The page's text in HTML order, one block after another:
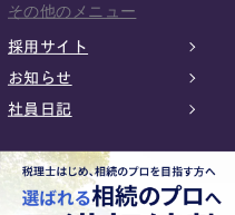
その他のメニュー
採用サイト
お知らせ
社員日記